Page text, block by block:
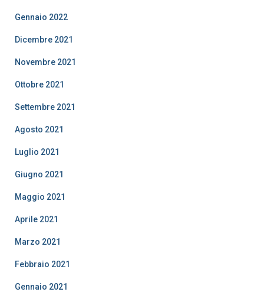
Gennaio 2022
Dicembre 2021
Novembre 2021
Ottobre 2021
Settembre 2021
Agosto 2021
Luglio 2021
Giugno 2021
Maggio 2021
Aprile 2021
Marzo 2021
Febbraio 2021
Gennaio 2021